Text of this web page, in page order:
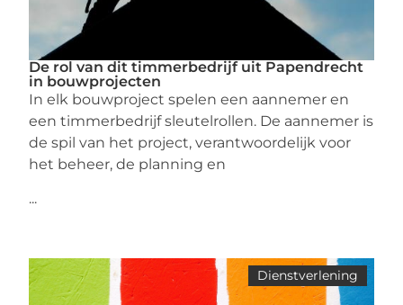
De rol van dit timmerbedrijf uit Papendrecht
in bouwprojecten
In elk bouwproject spelen een aannemer en
een timmerbedrijf sleutelrollen. De aannemer is
de spil van het project, verantwoordelijk voor
het beheer, de planning en
...
Dienstverlening